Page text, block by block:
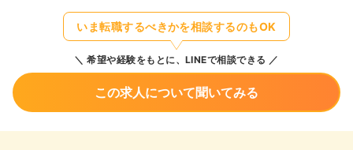
いま転職するべきかを相談するのもOK
希望や経験をもとに、LINEで相談できる
この求人について聞いてみる